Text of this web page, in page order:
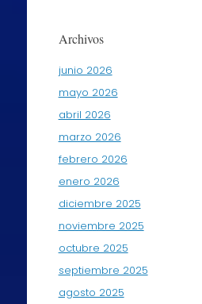
Archivos
junio 2026
mayo 2026
abril 2026
marzo 2026
febrero 2026
enero 2026
diciembre 2025
noviembre 2025
octubre 2025
septiembre 2025
agosto 2025